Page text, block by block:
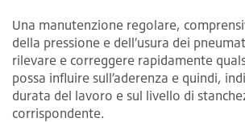
Una manutenzione regolare,
della pressione e dell’usura dei
rilevare e correggere rapidamente
possa influire sull’aderenza e quindi,
durata del lavoro e sul livello di
corrispondente.